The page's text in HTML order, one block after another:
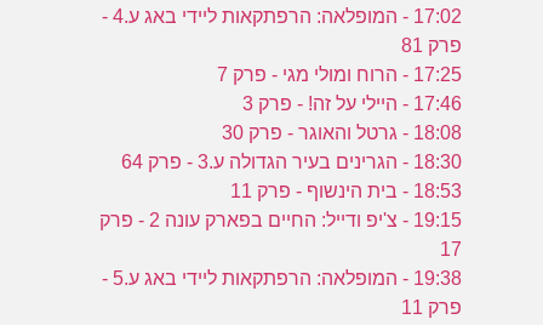
17:02 - המופלאה: הרפתקאות ליידי באג ע.4 -
פרק 81
17:25 - הרוח ומולי מגי - פרק 7
17:46 - היילי על זה! - פרק 3
18:08 - גרטל והאוגר - פרק 30
18:30 - הגרינים בעיר הגדולה ע.3 - פרק 64
18:53 - בית הינשוף - פרק 11
19:15 - צ'יפ ודייל: החיים בפארק עונה 2 - פרק
17
19:38 - המופלאה: הרפתקאות ליידי באג ע.5 -
פרק 11